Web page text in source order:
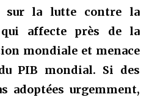
sur la lutte contre la
affecte près de la
mondiale et menace
PIB mondial. Si des
adoptées urgemment,